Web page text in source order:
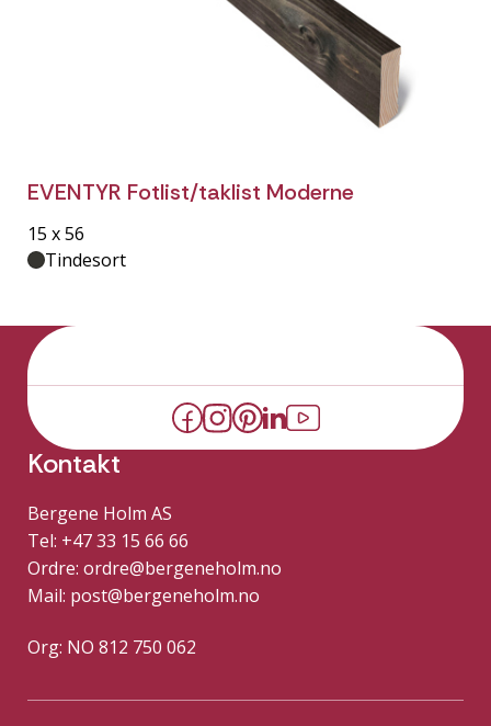
EVENTYR Fotlist/taklist Moderne
15 x 56
Tindesort
Kontakt
Bergene Holm AS
Tel: +47 33 15 66 66
Ordre: ordre@bergeneholm.no
Mail: post@bergeneholm.no
Org: NO 812 750 062